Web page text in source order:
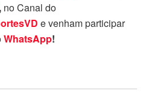
, no Canal do
e venham participar
WhatsApp!